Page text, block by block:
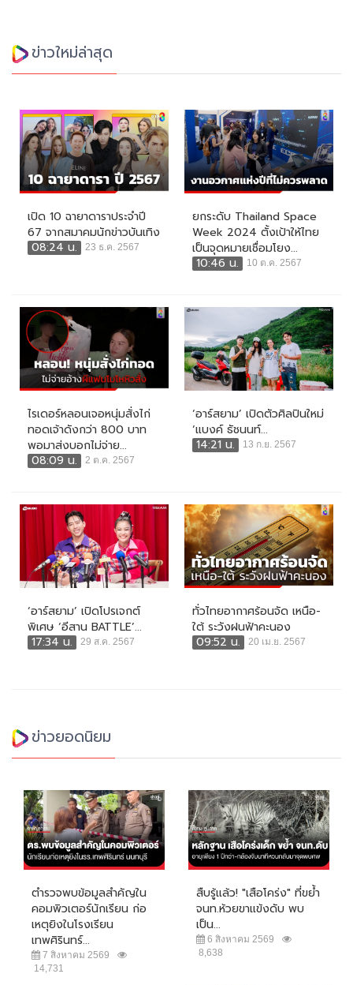
ข่าวใหม่ล่าสุด
เปิด 10 ฉายาดาราประจำปี
67 จากสมาคมนักข่าวบันเทิง
08:24 น.
23 ธ.ค. 2567
ยกระดับ Thailand Space
Week 2024 ตั้งเป้าให้ไทย
เป็นจุดหมายเชื่อมโยง...
10:46 น.
10 ต.ค. 2567
ไรเดอร์หลอนเจอหนุ่มสั่งไก่
ทอดเจ้าดังกว่า 800 บาท
พอมาส่งบอกไม่จ่าย...
08:09 น.
2 ต.ค. 2567
‘อาร์สยาม’ เปิดตัวศิลปินใหม่
‘แบงค์ ธัชนนท์...
14:21 น.
13 ก.ย. 2567
‘อาร์สยาม’ เปิดโปรเจกต์
พิเศษ ‘อีสาน BATTLE’...
17:34 น.
29 ส.ค. 2567
ทั่วไทยอากาศร้อนจัด เหนือ-
ใต้ ระวังฝนฟ้าคะนอง
09:52 น.
20 เม.ย. 2567
ข่าวยอดนิยม
ตำรวจพบข้อมูลสำคัญใน
คอมพิวเตอร์นักเรียน ก่อ
เหตุยิงในโรงเรียน
เทพศิรินทร์...
7 สิงหาคม 2569
14,731
สืบรู้แล้ว! "เสือโคร่ง" ที่ขย้ำ
จนท.ห้วยขาแข้งดับ พบ
เป็น...
6 สิงหาคม 2569
8,638